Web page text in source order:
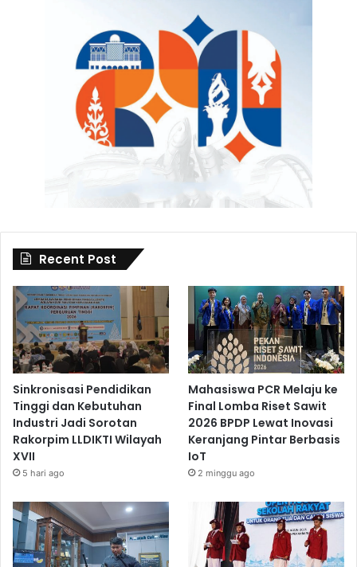
Recent Post
Sinkronisasi Pendidikan
Tinggi dan Kebutuhan
Industri Jadi Sorotan
Rakorpim LLDIKTI Wilayah
XVII
5 hari ago
Mahasiswa PCR Melaju ke
Final Lomba Riset Sawit
2026 BPDP Lewat Inovasi
Keranjang Pintar Berbasis
IoT
2 minggu ago